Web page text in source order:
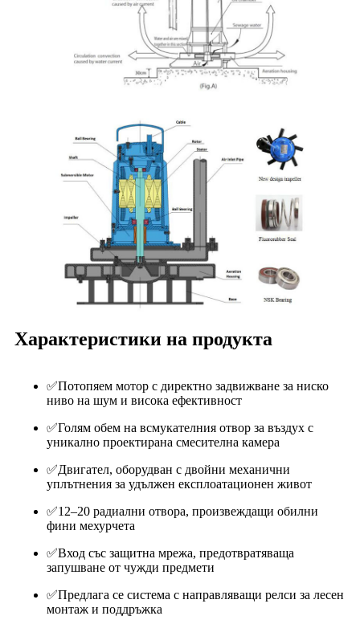
Характеристики на продукта
✅Потопяем мотор с директно задвижване за ниско
ниво на шум и висока ефективност
✅Голям обем на всмукателния отвор за въздух с
уникално проектирана смесителна камера
✅Двигател, оборудван с двойни механични
уплътнения за удължен експлоатационен живот
✅12–20 радиални отвора, произвеждащи обилни
фини мехурчета
✅Вход със защитна мрежа, предотвратяваща
запушване от чужди предмети
✅Предлага се система с направляващи релси за лесен
монтаж и поддръжка